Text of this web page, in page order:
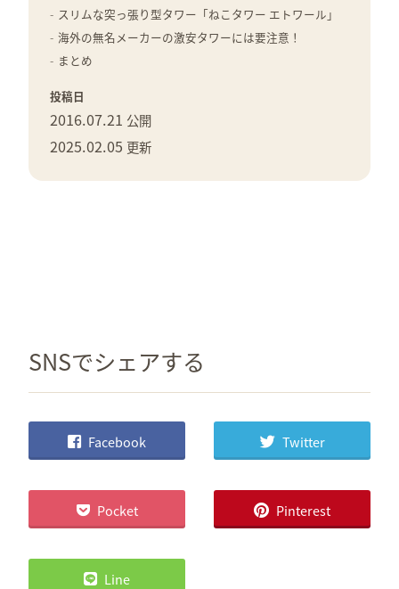
スリムな突っ張り型タワー「ねこタワー エトワール」
海外の無名メーカーの激安タワーには要注意！
まとめ
投稿日
2016.07.21 公開
2025.02.05 更新
SNSでシェアする
Facebook Twitter
Pocket Pinterest
Line